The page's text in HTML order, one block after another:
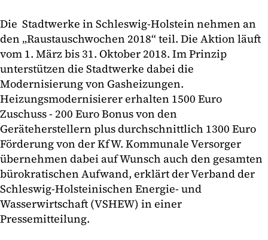
Die Stadtwerke in Schleswig-Holstein nehmen an
den „Raustauschwochen 2018“ teil. Die Aktion läuft
vom 1. März bis 31. Oktober 2018. Im Prinzip
unterstützen die Stadtwerke dabei die
Modernisierung von Gasheizungen.
Heizungsmodernisierer erhalten 1500 Euro
Zuschuss - 200 Euro Bonus von den
Geräteherstellern plus durchschnittlich 1300 Euro
Förderung von der KfW. Kommunale Versorger
übernehmen dabei auf Wunsch auch den gesamten
bürokratischen Aufwand, erklärt der Verband der
Schleswig-Holsteinischen Energie- und
Wasserwirtschaft (VSHEW) in einer
Pressemitteilung.